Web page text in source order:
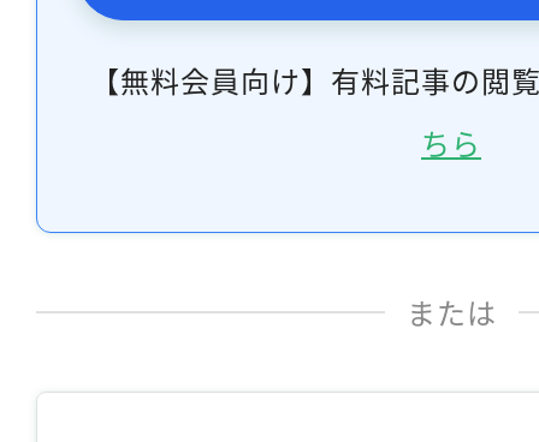
【無料会員向け】有料記事の閲
ちら
または